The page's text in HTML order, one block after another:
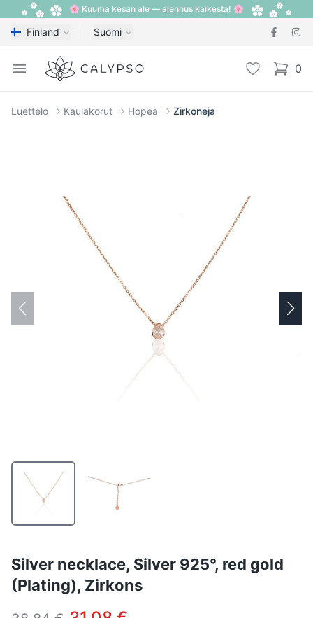
🌸 Kuuma kesän ale — alennus kaikesta! 🌸
Finland Suomi
Open menu
Calypso Toivelista 0
items
Luettelo Kaulakorut Hopea Zirkoneja
Silver necklace, Silver 925°, red gold
(Plating), Zirkons